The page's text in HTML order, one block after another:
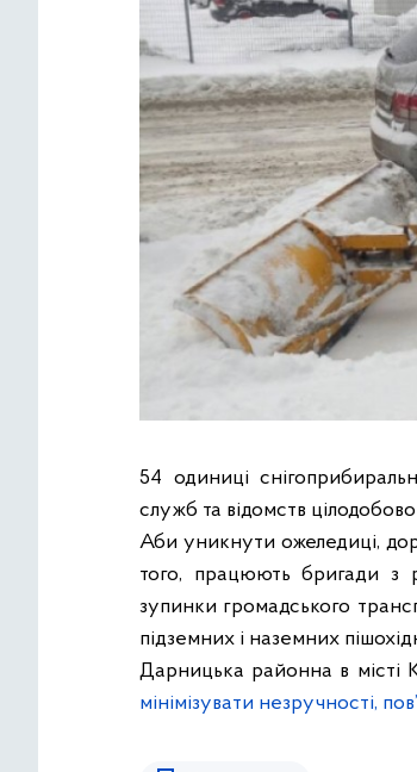
54 одиниці
служб та відомств
Аби уникнути ожеледиці,
того, працюють бригади з
зупинки громадського
підземних і наземних
Дарницька районна в місті
мінімізувати незручності,